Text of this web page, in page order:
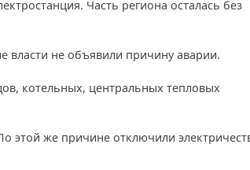
Часть региона осталась без
не объявили причину аварии.
котельных, центральных тепловых
этой же причине отключили